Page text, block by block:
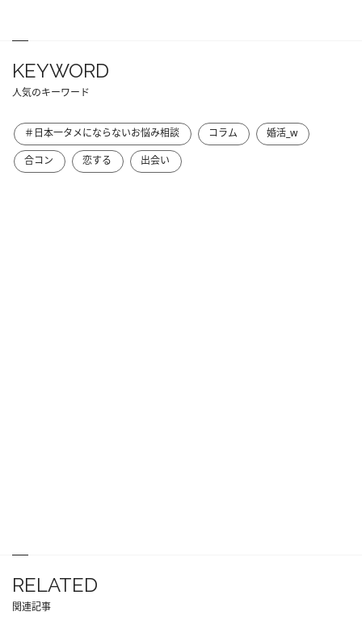
KEYWORD
人気のキーワード
＃日本一タメにならないお悩み相談 コラム
婚活_w
合コン
恋する 出会い
RELATED
関連記事